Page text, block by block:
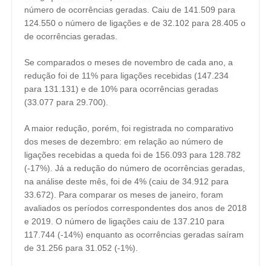
número de ocorrências geradas. Caiu de 141.509 para
124.550 o número de ligações e de 32.102 para 28.405 o
de ocorrências geradas.
Se comparados o meses de novembro de cada ano, a
redução foi de 11% para ligações recebidas (147.234
para 131.131) e de 10% para ocorrências geradas
(33.077 para 29.700).
A maior redução, porém, foi registrada no comparativo
dos meses de dezembro: em relação ao número de
ligações recebidas a queda foi de 156.093 para 128.782
(-17%). Já a redução do número de ocorrências geradas,
na análise deste mês, foi de 4% (caiu de 34.912 para
33.672). Para comparar os meses de janeiro, foram
avaliados os períodos correspondentes dos anos de 2018
e 2019. O número de ligações caiu de 137.210 para
117.744 (-14%) enquanto as ocorrências geradas saíram
de 31.256 para 31.052 (-1%).